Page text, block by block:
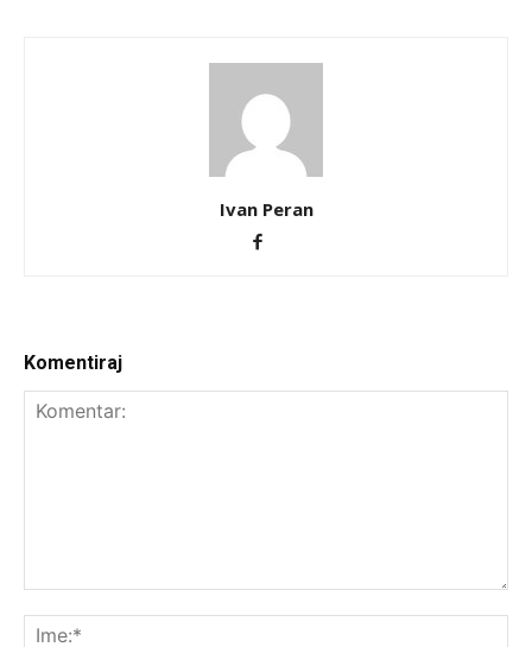
Ivan Peran
Komentiraj